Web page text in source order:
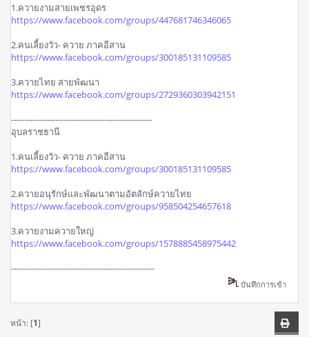
1.ควายงามสายเพชรอุดร
https://www.facebook.com/groups/447681746346065
2.คนเลี้ยงวัว- ควาย ภาคอีสาน
https://www.facebook.com/groups/300185131109585
3.ควายไทย สายพัฒนา
https://www.facebook.com/groups/2729360303942151
---------------------------------------------------
อุบลราชธานี
1.คนเลี้ยงวัว- ควาย ภาคอีสาน
https://www.facebook.com/groups/300185131109585
2.ควายอนุรักษ์และพัฒนาตามอัตลักษ์ควายไทย
https://www.facebook.com/groups/958504254657618
3.ควายงามควายใหญ่
https://www.facebook.com/groups/1578885458975442
----------------------------------------------------
บันทึกการเข้า
หน้า: [1]